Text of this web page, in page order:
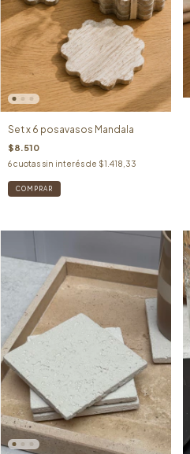
Set x 6 posavasos Mandala
$8.510
6cuotas sin interés de $1.418,33